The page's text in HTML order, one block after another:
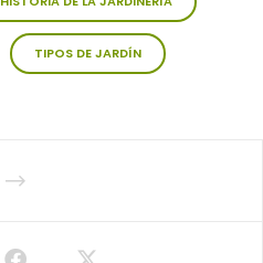
TIPOS DE JARDÍN